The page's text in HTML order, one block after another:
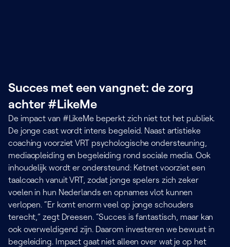
Succes met een vangnet: de zorg
achter #LikeMe
De impact van #LikeMe beperkt zich niet tot het publiek.
De jonge cast wordt intens begeleid. Naast artistieke
coaching voorziet VRT psychologische ondersteuning,
mediaopleiding en begeleiding rond sociale media. Ook
inhoudelijk wordt er ondersteund: Ketnet voorziet een
taalcoach vanuit VRT, zodat jonge spelers zich zeker
voelen in hun Nederlands en opnames vlot kunnen
verlopen. “Er komt enorm veel op jonge schouders
terecht,” zegt Dreesen. “Succes is fantastisch, maar kan
ook overweldigend zijn. Daarom investeren we bewust in
begeleiding. Impact gaat niet alleen over wat je op het